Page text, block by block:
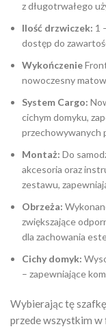
z długotrwałego
Ilość drzwiczek: 1
dostęp do
Wykończenie
nowoczesny
System Cargo:
cichym domyku,
przechowywanych
Montaż: Do
akcesoria oraz
zestawu,
Obrzeża:
zwiększające
dla zachowania
Cichy domyk:
– zapewniające
Wybierając tę
przede wszystkim w